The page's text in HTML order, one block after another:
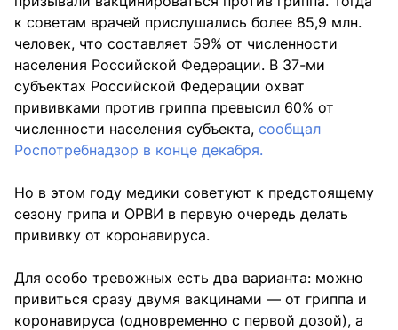
к советам врачей прислушались более 85,9 млн.
человек, что составляет 59% от численности
населения Российской Федерации. В 37-ми
субъектах Российской Федерации охват
прививками против гриппа превысил 60% от
численности населения субъекта, сообщал
Роспотребнадзор в конце декабря.
Но в этом году медики советуют к предстоящему
сезону грипа и ОРВИ в первую очередь делать
прививку от коронавируса.
Для особо тревожных есть два варианта: можно
привиться сразу двумя вакцинами — от гриппа и
коронавируса (одновременно с первой дозой), а